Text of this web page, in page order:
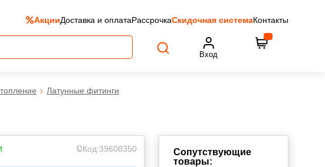
АкцииДоставка и оплатаРассрочкаСкидочная системаКонтакты
Вход
Латунные фитинги
Код:39608350
Сопутствующие
товары: